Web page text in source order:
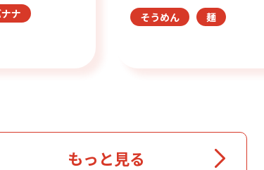
ナ
そうめん 麺
もっと見る